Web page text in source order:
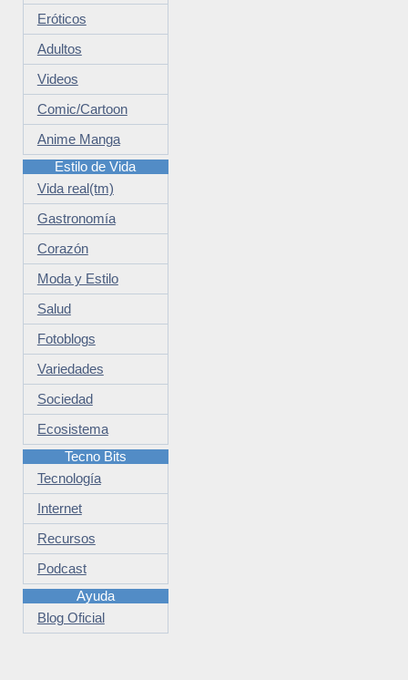
Eróticos
Adultos
Videos
Comic/Cartoon
Anime Manga
Estilo de Vida
Vida real(tm)
Gastronomía
Corazón
Moda y Estilo
Salud
Fotoblogs
Variedades
Sociedad
Ecosistema
Tecno Bits
Tecnología
Internet
Recursos
Podcast
Ayuda
Blog Oficial